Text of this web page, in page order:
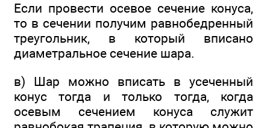
Если провести осевое сечение конуса,
то в сечении получим равнобедренный
треугольник, в который вписано
диаметральное сечение шара.
в) Шар можно вписать в усеченный
конус тогда и только тогда, когда
осевым сечением конуса служит